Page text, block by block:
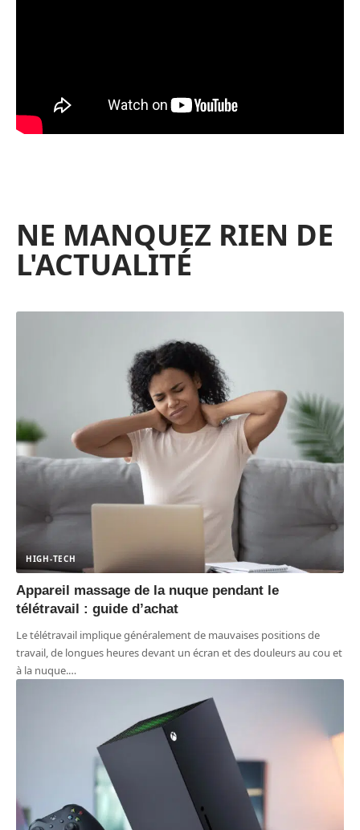
NE MANQUEZ RIEN DE
L'ACTUALITÉ
HIGH-TECH
Appareil massage de la nuque pendant le
télétravail : guide d’achat
Le télétravail implique généralement de mauvaises positions de
travail, de longues heures devant un écran et des douleurs au cou et
à la nuque.…